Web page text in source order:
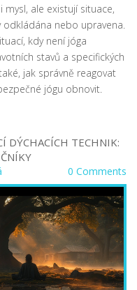
ale existují situace,
odkládána nebo upravena.
kdy není jóga
stavů a specifických
jak správně reagovat
jógu obnovit.
DÝCHACÍCH TECHNIK:
0 Comments